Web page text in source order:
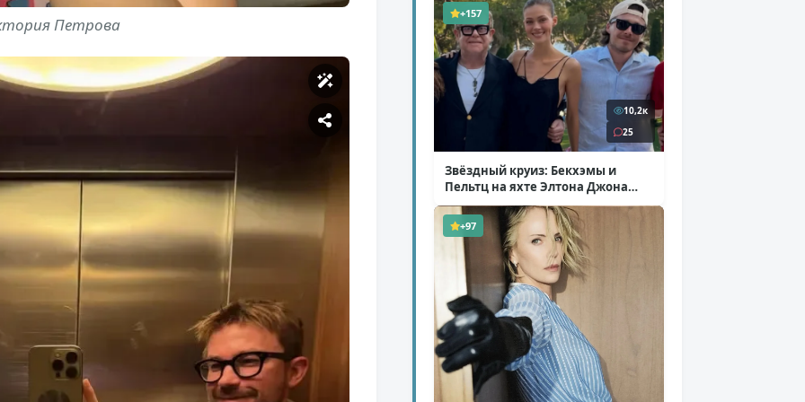
Петрова
+157
10,2к
25
Звёздный круиз: Бекхэмы и
Пельтц на яхте Элтона Джона
( 12 фото )
+97